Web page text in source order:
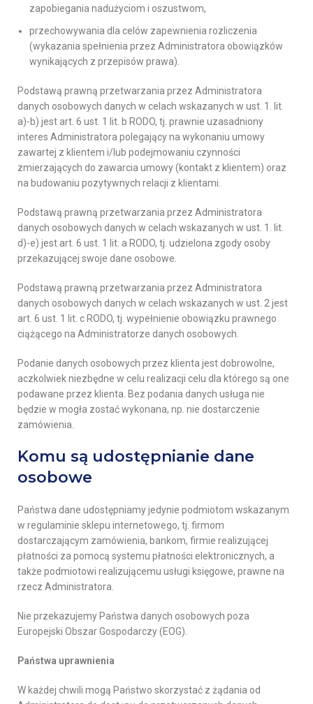
zapobiegania nadużyciom i oszustwom,
przechowywania dla celów zapewnienia rozliczenia
(wykazania spełnienia przez Administratora obowiązków
wynikających z przepisów prawa).
Podstawą prawną przetwarzania przez Administratora
danych osobowych danych w celach wskazanych w ust. 1. lit.
a)-b) jest art. 6 ust. 1 lit. b RODO, tj. prawnie uzasadniony
interes Administratora polegający na wykonaniu umowy
zawartej z klientem i/lub podejmowaniu czynności
zmierzających do zawarcia umowy (kontakt z klientem) oraz
na budowaniu pozytywnych relacji z klientami.
Podstawą prawną przetwarzania przez Administratora
danych osobowych danych w celach wskazanych w ust. 1. lit.
d)-e) jest art. 6 ust. 1 lit. a RODO, tj. udzielona zgody osoby
przekazującej swoje dane osobowe.
Podstawą prawną przetwarzania przez Administratora
danych osobowych danych w celach wskazanych w ust. 2 jest
art. 6 ust. 1 lit. c RODO, tj. wypełnienie obowiązku prawnego
ciążącego na Administratorze danych osobowych.
Podanie danych osobowych przez klienta jest dobrowolne,
aczkolwiek niezbędne w celu realizacji celu dla którego są one
podawane przez klienta. Bez podania danych usługa nie
będzie w mogła zostać wykonana, np. nie dostarczenie
zamówienia.
Komu są udostępnianie dane
osobowe
Państwa dane udostępniamy jedynie podmiotom wskazanym
w regulaminie sklepu internetowego, tj. firmom
dostarczającym zamówienia, bankom, firmie realizującej
płatności za pomocą systemu płatności elektronicznych, a
także podmiotowi realizującemu usługi księgowe, prawne na
rzecz Administratora.
Nie przekazujemy Państwa danych osobowych poza
Europejski Obszar Gospodarczy (EOG).
Państwa uprawnienia
W każdej chwili mogą Państwo skorzystać z żądania od